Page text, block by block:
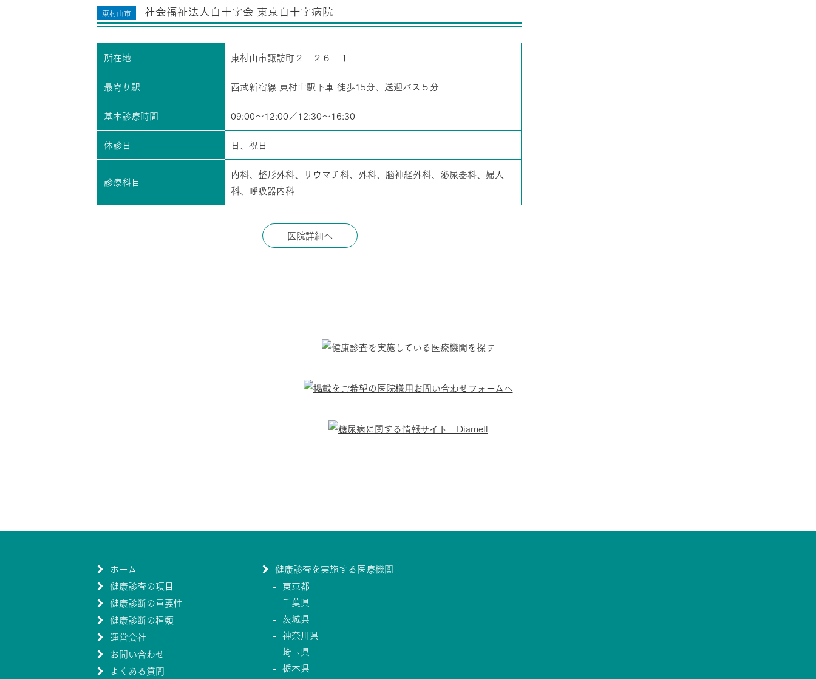
東村山市 社会福祉法人白十字会 東京白十字病院
所在地
東村山市諏訪町２－２６－１
最寄り駅
西武新宿線 東村山駅下車 徒歩15分、送迎バス５分
基本診療時間
09:00～12:00／12:30～16:30
休診日
日、祝日
診療科目
内科、整形外科、リウマチ科、外科、脳神経外科、泌尿器科、婦人
科、呼吸器内科
医院詳細へ
ホーム
健康診査の項目
健康診断の重要性
健康診断の種類
運営会社
お問い合わせ
よくある質問
健康診査を実施する医療機関
東京都
千葉県
茨城県
神奈川県
埼玉県
栃木県